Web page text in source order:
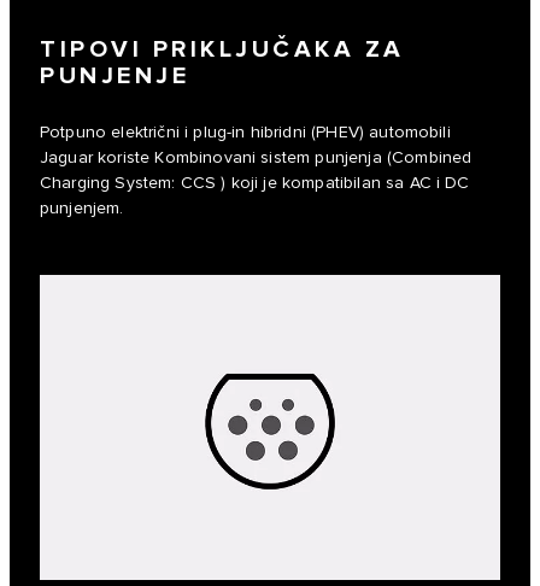
TIPOVI PRIKLJUČAKA ZA
PUNJENJE
Potpuno električni i plug-in hibridni (PHEV) automobili
Jaguar koriste Kombinovani sistem punjenja (Combined
Charging System: CCS ) koji je kompatibilan sa AC i DC
punjenjem.